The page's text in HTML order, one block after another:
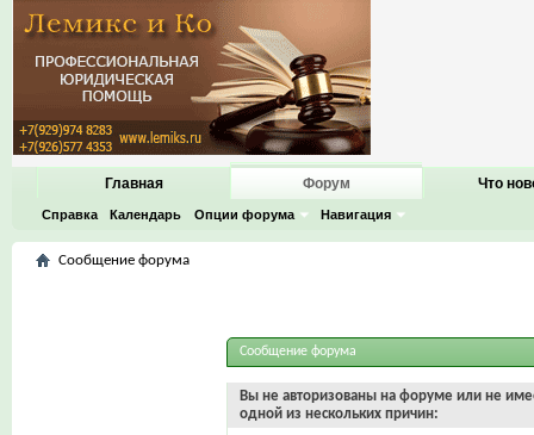
Главная Форум
Справка Календарь Опции форума Навигация
Что
Сообщение форума
Сообщение форума
Вы не авторизованы на форуме или не
одной из нескольких причин: